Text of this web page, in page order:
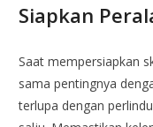
Siapkan
Saat mempersiapkan
sama pentingnya
terlupa dengan